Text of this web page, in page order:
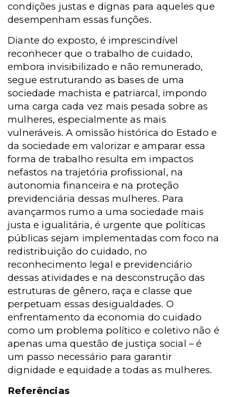
condições justas e dignas para aqueles que
desempenham essas funções.
Diante do exposto, é imprescindível
reconhecer que o trabalho de cuidado,
embora invisibilizado e não remunerado,
segue estruturando as bases de uma
sociedade machista e patriarcal, impondo
uma carga cada vez mais pesada sobre as
mulheres, especialmente as mais
vulneráveis. A omissão histórica do Estado e
da sociedade em valorizar e amparar essa
forma de trabalho resulta em impactos
nefastos na trajetória profissional, na
autonomia financeira e na proteção
previdenciária dessas mulheres. Para
avançarmos rumo a uma sociedade mais
justa e igualitária, é urgente que políticas
públicas sejam implementadas com foco na
redistribuição do cuidado, no
reconhecimento legal e previdenciário
dessas atividades e na desconstrução das
estruturas de gênero, raça e classe que
perpetuam essas desigualdades. O
enfrentamento da economia do cuidado
como um problema político e coletivo não é
apenas uma questão de justiça social – é
um passo necessário para garantir
dignidade e equidade a todas as mulheres.
Referências